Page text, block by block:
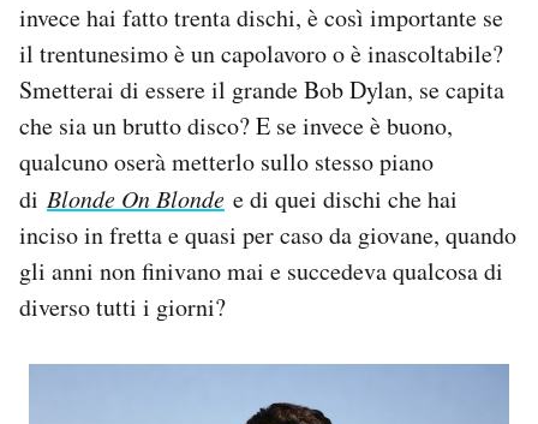
invece hai fatto trenta dischi, è così importante se
il trentunesimo è un capolavoro o è inascoltabile?
Smetterai di essere il grande Bob Dylan, se capita
che sia un brutto disco? E se invece è buono,
qualcuno oserà metterlo sullo stesso piano
di Blonde On Blonde e di quei dischi che hai
inciso in fretta e quasi per caso da giovane, quando
gli anni non finivano mai e succedeva qualcosa di
diverso tutti i giorni?